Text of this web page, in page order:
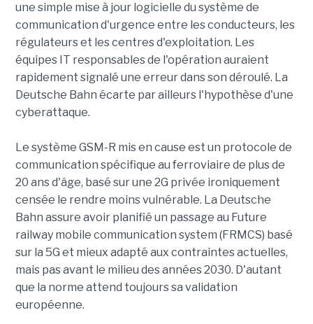
une simple mise à jour logicielle du système de
communication d'urgence entre les conducteurs, les
régulateurs et les centres d'exploitation. Les
équipes IT responsables de l'opération auraient
rapidement signalé une erreur dans son déroulé. La
Deutsche Bahn écarte par ailleurs l'hypothèse d'une
cyberattaque.
Le système GSM-R mis en cause est un protocole de
communication spécifique au ferroviaire de plus de
20 ans d'âge, basé sur une 2G privée ironiquement
censée le rendre moins vulnérable. La Deutsche
Bahn assure avoir planifié un passage au Future
railway mobile communication system (FRMCS) basé
sur la 5G et mieux adapté aux contraintes actuelles,
mais pas avant le milieu des années 2030. D'autant
que la norme attend toujours sa validation
européenne.